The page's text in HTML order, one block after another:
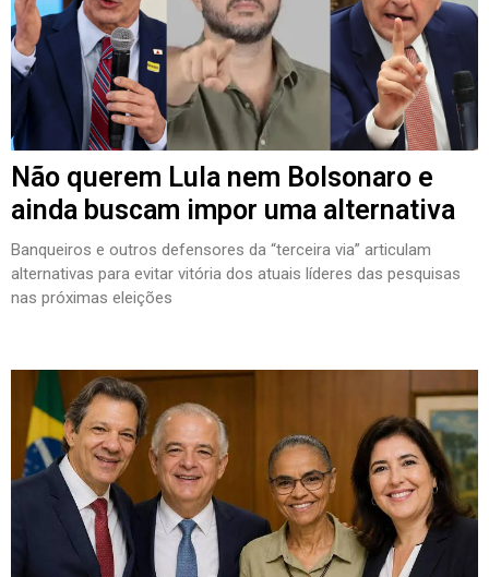
Não querem Lula nem Bolsonaro e
ainda buscam impor uma alternativa
Banqueiros e outros defensores da “terceira via” articulam
alternativas para evitar vitória dos atuais líderes das pesquisas
nas próximas eleições